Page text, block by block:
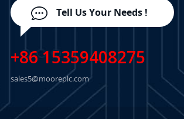
Tell Us Your Needs !
+86 15359408275
sales5@mooreplc.com